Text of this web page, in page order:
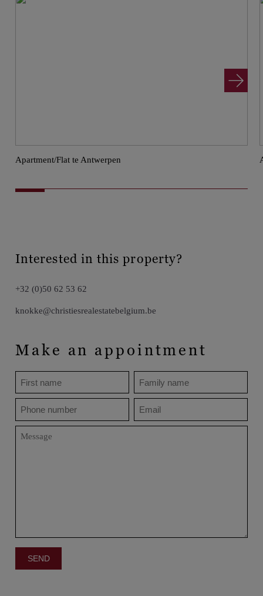
Apartment/Flat te Antwerpen
Make an appointment
Interested in this property?
+32 (0)50 62 53 62
knokke@christiesrealestatebelgium.be